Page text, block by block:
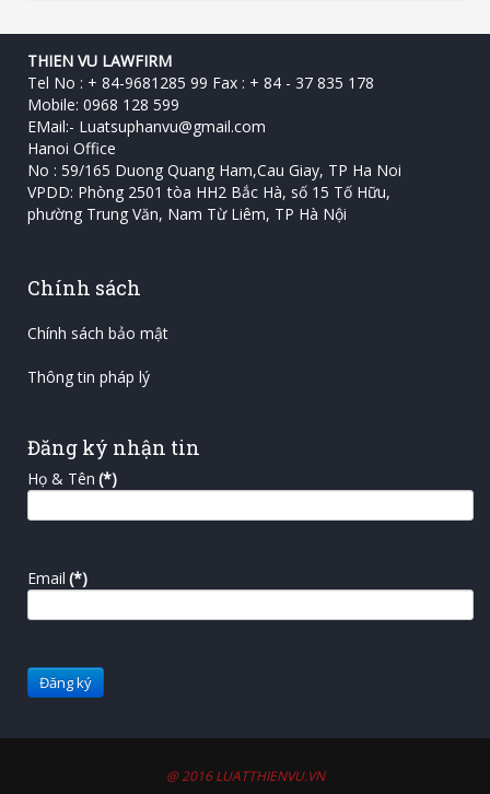
THIEN VU LAWFIRM
Tel No : + 84-9681285 99 Fax : + 84 - 37 835 178
Mobile: 0968 128 599
EMail:- Luatsuphanvu@gmail.com
Hanoi Office
No : 59/165 Duong Quang Ham,Cau Giay, TP Ha Noi
VPDD: Phòng 2501 tòa HH2 Bắc Hà, số 15 Tố Hữu, ‎
phường Trung Văn, Nam Từ Liêm, TP Hà Nội
Chính sách
Chính sách bảo mật
Thông tin pháp lý
Đăng ký nhận tin
Họ & Tên (*)
Email (*)
@ 2016 LUATTHIENVU.VN